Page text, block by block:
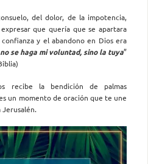
del dolor, de la impotencia,
que quería que se apartara
y el abandono en Dios era
se haga mi voluntad, sino la tuya”
recibe la bendición de palmas
un momento de oración que te une
Jerusalén.